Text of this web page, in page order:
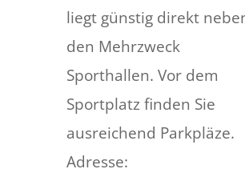
liegt günstig direkt
den Mehrzweck
Sporthallen. Vor dem
Sportplatz finden Sie
ausreichend Parkpläze.
Adresse: